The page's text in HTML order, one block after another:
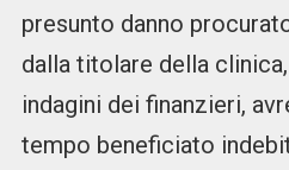
presunto danno
dalla titolare della
indagini dei finanzieri,
tempo beneficiato